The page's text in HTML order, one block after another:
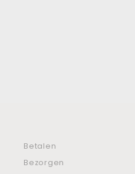
Betalen
Bezorgen